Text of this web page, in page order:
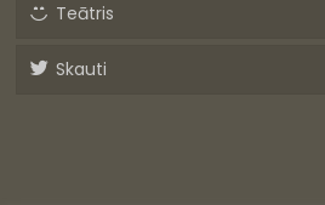
Teātris
Skauti